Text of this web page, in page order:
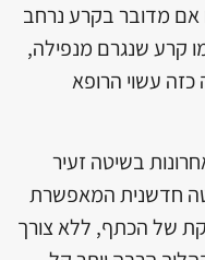
מדובר בקרע נרחב
קרע שנגרם מנפילה,
כזה עשוי הרופא
בשיטה זעיר
חדשנית המאפשרת
של הכתף, ללא צורך